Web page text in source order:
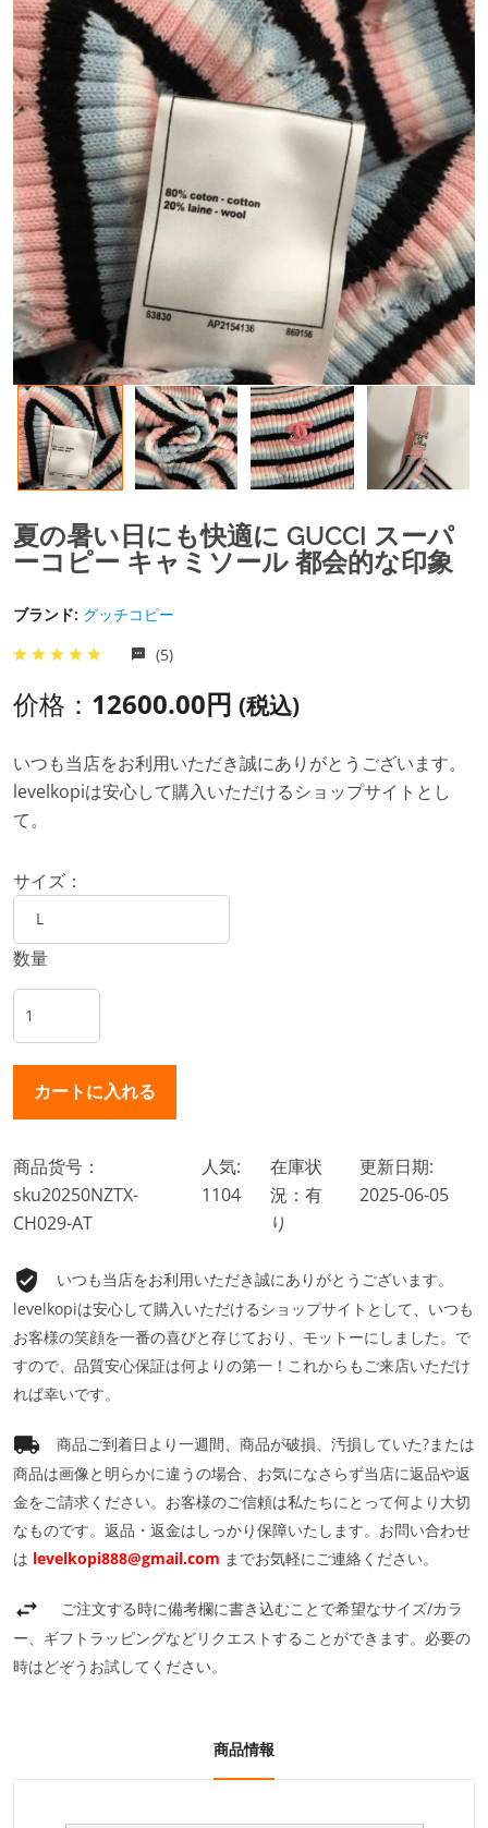
夏の暑い日にも快適に GUCCI スーパ
ーコピー キャミソール 都会的な印象
ブランド: グッチコピー
(5)
价格： 12600.00円 (税込)
いつも当店をお利用いただき誠にありがとうございます。
levelkopiは安心して購入いただけるショップサイトとし
て。
サイズ：
数量
商品货号：
sku20250NZTX-
CH029-AT
人気:
1104
在庫状
況：有
り
更新日期:
2025-06-05
いつも当店をお利用いただき誠にありがとうございます。
levelkopiは安心して購入いただけるショップサイトとして、いつも
お客様の笑顔を一番の喜びと存じており、モットーにしました。で
すので、品質安心保証は何よりの第一！これからもご来店いただけ
れば幸いです。
商品ご到着日より一週間、商品が破損、汚損していた?または
商品は画像と明らかに違うの場合、お気になさらず当店に返品や返
金をご請求ください。お客様のご信頼は私たちにとって何より大切
なものです。返品・返金はしっかり保障いたします。お問い合わせ
は levelkopi888@gmail.com までお気軽にご連絡ください。
ご注文する時に備考欄に書き込むことで希望なサイズ/カラ
ー、ギフトラッピングなどリクエストすることができます。必要の
時はどぞうお試してください。
商品情報